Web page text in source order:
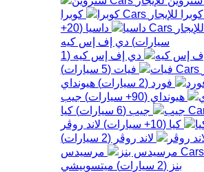
كوبرا
كوبرا
داسيا (
20+
سيارات) دي إف إس كيه
دي إف إس كيه (
1
فيات (
5 سيارات)
فورد (
2 سيارات) هيونداي
هيونداي (
90+ سيارات) جيب
جيب (
6 سيارات) كيا
كيا (
10+ سيارات) لاند روڤر
لاند روڤر (
2 سيارات)
مرسيدس
بنز (
2 سيارات) ميتسوبيشي